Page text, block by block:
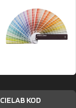
CIELAB KOD